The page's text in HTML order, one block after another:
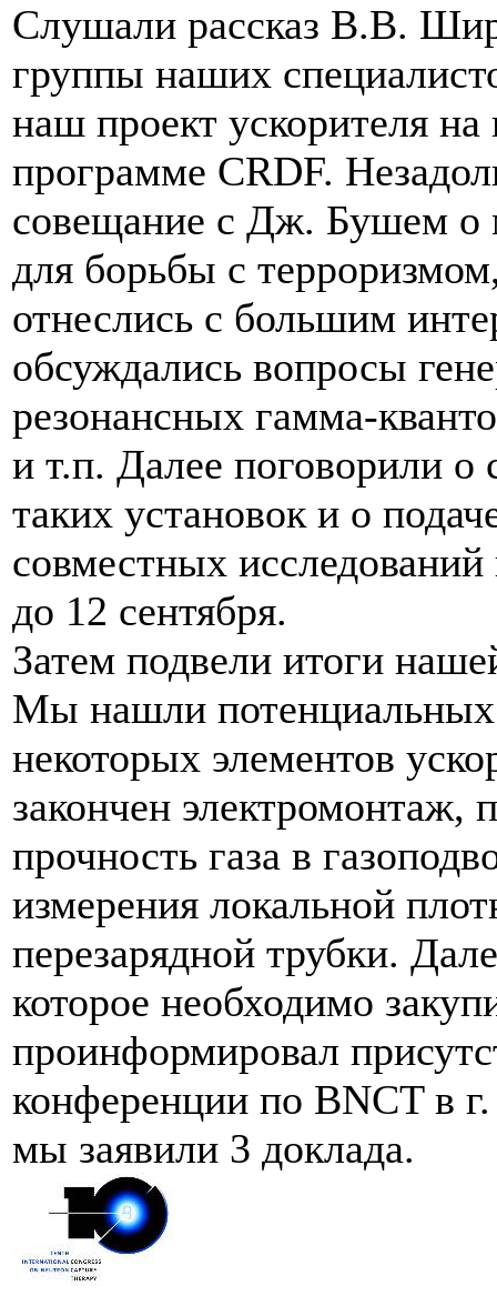
Слушали рассказ В.В.
группы наших
наш проект ускорителя
программе CRDF.
совещание с Дж. Бушем о
для борьбы с
отнеслись с большим
обсуждались вопросы
резонансных гамма-
и т.п. Далее поговорили о
таких установок и о
совместных
до 12 сентября.
Затем подвели итоги
Мы нашли потенциальных
некоторых элементов
закончен электромонтаж,
прочность газа в
измерения локальной
перезарядной трубки.
которое необходимо
проинформировал
конференции по BNCT в
мы заявили 3 доклада.